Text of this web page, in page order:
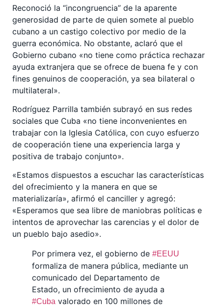
Reconoció la “incongruencia” de la aparente
generosidad de parte de quien somete al pueblo
cubano a un castigo colectivo por medio de la
guerra económica. No obstante, aclaró que el
Gobierno cubano «no tiene como práctica rechazar
ayuda extranjera que se ofrece de buena fe y con
fines genuinos de cooperación, ya sea bilateral o
multilateral».
Rodríguez Parrilla también subrayó en sus redes
sociales que Cuba «no tiene inconvenientes en
trabajar con la Iglesia Católica, con cuyo esfuerzo
de cooperación tiene una experiencia larga y
positiva de trabajo conjunto».
«Estamos dispuestos a escuchar las características
del ofrecimiento y la manera en que se
materializaría», afirmó el canciller y agregó:
«Esperamos que sea libre de maniobras políticas e
intentos de aprovechar las carencias y el dolor de
un pueblo bajo asedio».
Por primera vez, el gobierno de #EEUU
formaliza de manera pública, mediante un
comunicado del Departamento de
Estado, un ofrecimiento de ayuda a
#Cuba valorado en 100 millones de